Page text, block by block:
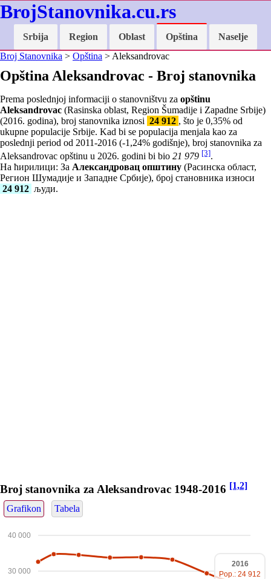
BrojStanovnika.cu.rs
Srbija Region Oblast Opština
Naselje
Broj Stanovnika > Opština > Aleksandrovac
Opština Aleksandrovac - Broj stanovnika
Prema poslednjoj informaciji o stanovništvu za opštinu
Aleksandrovac (Rasinska oblast, Region Šumadije i Zapadne Srbije)
(2016. godina), broj stanovnika iznosi 24 912 , što je 0,35% od
ukupne populacije Srbije. Kad bi se populacija menjala kao za
poslednji period od 2011-2016 (-1,24% godišnje), broj stanovnika za
Aleksandrovac opštinu u 2026. godini bi bio 21 979 [3].
На ћирилици: За Александровац општину (Расинска област,
Регион Шумадије и Западне Србије), број становника износи
24 912 људи.
Broj stanovnika za Aleksandrovac 1948-2016 [1,2]
Grafikon Tabela
30 000
40 000
2016
Pop.: 24 912